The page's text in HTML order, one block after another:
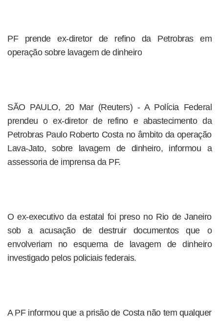
PF prende ex-diretor de refino da Petrobras em
operação sobre lavagem de dinheiro
SÃO PAULO, 20 Mar (Reuters) - A Polícia Federal
prendeu o ex-diretor de refino e abastecimento da
Petrobras Paulo Roberto Costa no âmbito da operação
Lava-Jato, sobre lavagem de dinheiro, informou a
assessoria de imprensa da PF.
O ex-executivo da estatal foi preso no Rio de Janeiro
sob a acusação de destruir documentos que o
envolveriam no esquema de lavagem de dinheiro
investigado pelos policiais federais.
A PF informou que a prisão de Costa não tem qualquer